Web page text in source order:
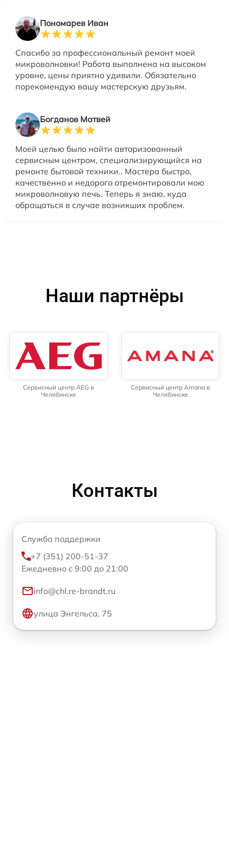
Пономарев Иван
Спасибо за профессиональный ремонт моей
микроволновки! Работа выполнена на высоком
уровне, цены приятно удивили. Обязательно
порекомендую вашу мастерскую друзьям.
Богданов Матвей
Моей целью было найти авторизованный
сервисным центром, специализирующийся на
ремонте бытовой техники.. Мастера быстро,
качественно и недорого отремонтировали мою
микроволновую печь. Теперь я знаю, куда
обращаться в случае возникших проблем.
Наши партнёры
Сервисный центр AEG в
Челябинске
Сервисный центр Amana в
Челябинске
Контакты
Служба поддержки
+7 (351) 200-51-37
Ежедневно с 9:00 до 21:00
info@chl.re-brandt.ru
улица Энгельса, 75